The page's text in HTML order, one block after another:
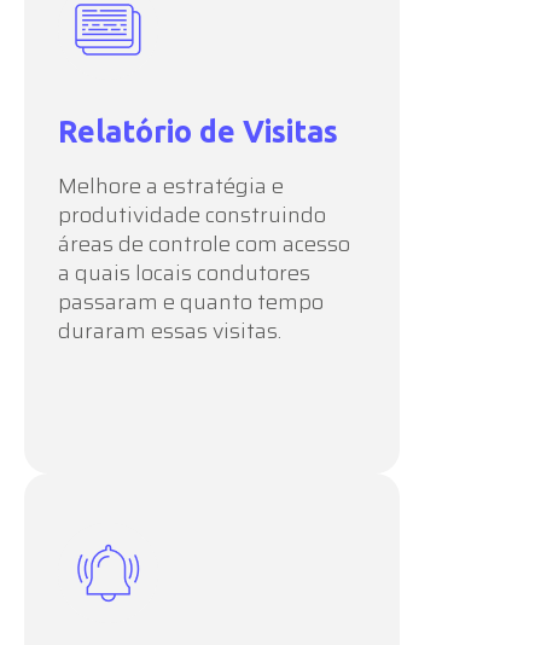
Relatório de Visitas
Melhore a estratégia e
produtividade construindo
áreas de controle com acesso
a quais locais condutores
passaram e quanto tempo
duraram essas visitas.